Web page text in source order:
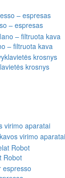
– espresas
– filtruota kava
krosnys
virimo aparatai
Robot